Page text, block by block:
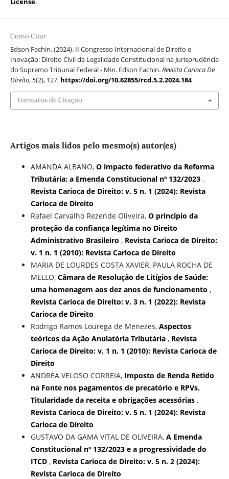
Como Citar
Edson Fachin. (2024). II Congresso Internacional de Direito e
Inovação: Direito Civil da Legalidade Constitucional na Jurisprudência
do Supremo Tribunal Federal - Min. Edson Fachin.Revista Carioca De
Direito,5(2), 127. https://doi.org/10.62855/rcd.5.2.2024.184
Formatos de Citação
Artigos mais lidos pelo mesmo(s) autor(es)
AMANDA ALBANO, O impacto federativo da Reforma
Tributária: a Emenda Constitucional nº 132/2023 ,
Revista Carioca de Direito: v. 5 n. 1 (2024): Revista
Carioca de Direito
Rafael Carvalho Rezende Oliveira, O princípio da
proteção da confiança legítima no Direito
Administrativo Brasileiro , Revista Carioca de Direito:
v. 1 n. 1 (2010): Revista Carioca de Direito
MARIA DE LOURDES COSTA XAVIER, PAULA ROCHA DE
MELLO, Câmara de Resolução de Litígios de Saúde:
uma homenagem aos dez anos de funcionamento ,
Revista Carioca de Direito: v. 3 n. 1 (2022): Revista
Carioca de Direito
Rodrigo Ramos Lourega de Menezes, Aspectos
teóricos da Ação Anulatória Tributária , Revista
Carioca de Direito: v. 1 n. 1 (2010): Revista Carioca de
Direito
ANDREA VELOSO CORREIA, Imposto de Renda Retido
na Fonte nos pagamentos de precatório e RPVs.
Titularidade da receita e obrigações acessórias ,
Revista Carioca de Direito: v. 5 n. 1 (2024): Revista
Carioca de Direito
GUSTAVO DA GAMA VITAL DE OLIVEIRA, A Emenda
Constitucional nº 132/2023 e a progressividade do
ITCD , Revista Carioca de Direito: v. 5 n. 2 (2024):
Revista Carioca de Direito